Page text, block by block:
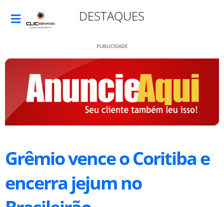
DESTAQUES
PUBLICIDADE
Grêmio vence o Coritiba e
encerra jejum no